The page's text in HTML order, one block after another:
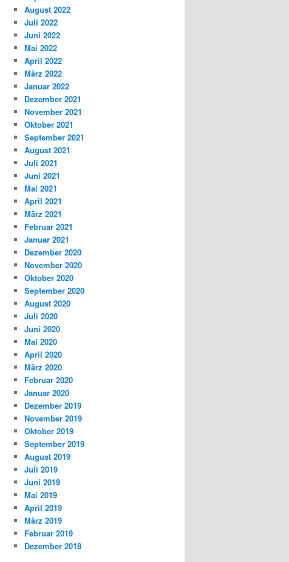
August 2022
Juli 2022
Juni 2022
Mai 2022
April 2022
März 2022
Januar 2022
Dezember 2021
November 2021
Oktober 2021
September 2021
August 2021
Juli 2021
Juni 2021
Mai 2021
April 2021
März 2021
Februar 2021
Januar 2021
Dezember 2020
November 2020
Oktober 2020
September 2020
August 2020
Juli 2020
Juni 2020
Mai 2020
April 2020
März 2020
Februar 2020
Januar 2020
Dezember 2019
November 2019
Oktober 2019
September 2019
August 2019
Juli 2019
Juni 2019
Mai 2019
April 2019
März 2019
Februar 2019
Dezember 2018